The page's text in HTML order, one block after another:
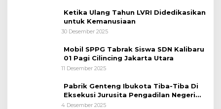
Ketika Ulang Tahun LVRI Didedikasikan
untuk Kemanusiaan
30 Desember 2025
Mobil SPPG Tabrak Siswa SDN Kalibaru
01 Pagi Cilincing Jakarta Utara
11 Desember 2025
Pabrik Genteng Ibukota Tiba-Tiba Di
Eksekusi Jurusita Pengadilan Negeri
Tangerang, Diduga Cacat Hukum Sejak
4 Desember 2025